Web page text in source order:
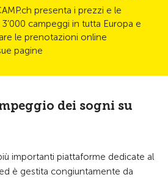
presenta i prezzi e le
campeggi in tutta Europa e
le prenotazioni online
pagine
dei sogni su
importanti piattaforme dedicate al
è gestita congiuntamente da